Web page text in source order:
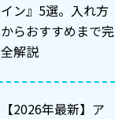
イン』5選。入れ方
からおすすめまで完
全解説
【2026年最新】ア